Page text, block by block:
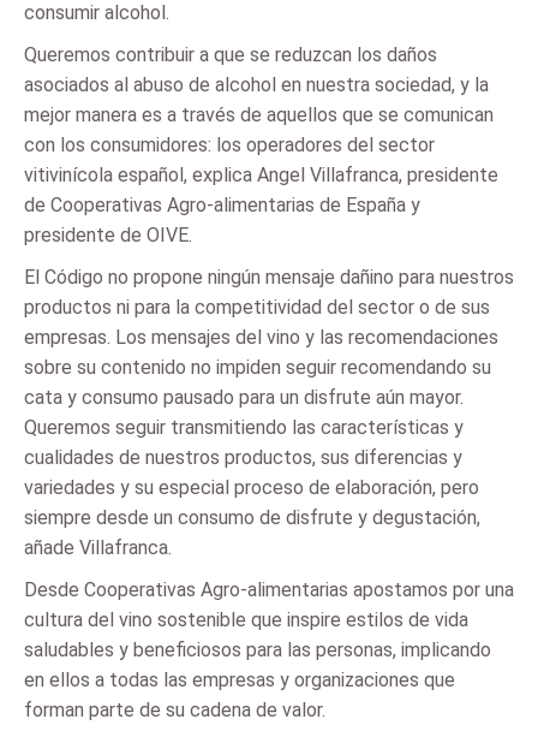
consumir alcohol.
Queremos contribuir a que se reduzcan los daños
asociados al abuso de alcohol en nuestra sociedad, y la
mejor manera es a través de aquellos que se comunican
con los consumidores: los operadores del sector
vitivinícola español, explica Angel Villafranca, presidente
de Cooperativas Agro-alimentarias de España y
presidente de OIVE.
El Código no propone ningún mensaje dañino para nuestros
productos ni para la competitividad del sector o de sus
empresas. Los mensajes del vino y las recomendaciones
sobre su contenido no impiden seguir recomendando su
cata y consumo pausado para un disfrute aún mayor.
Queremos seguir transmitiendo las características y
cualidades de nuestros productos, sus diferencias y
variedades y su especial proceso de elaboración, pero
siempre desde un consumo de disfrute y degustación,
añade Villafranca.
Desde Cooperativas Agro-alimentarias apostamos por una
cultura del vino sostenible que inspire estilos de vida
saludables y beneficiosos para las personas, implicando
en ellos a todas las empresas y organizaciones que
forman parte de su cadena de valor.